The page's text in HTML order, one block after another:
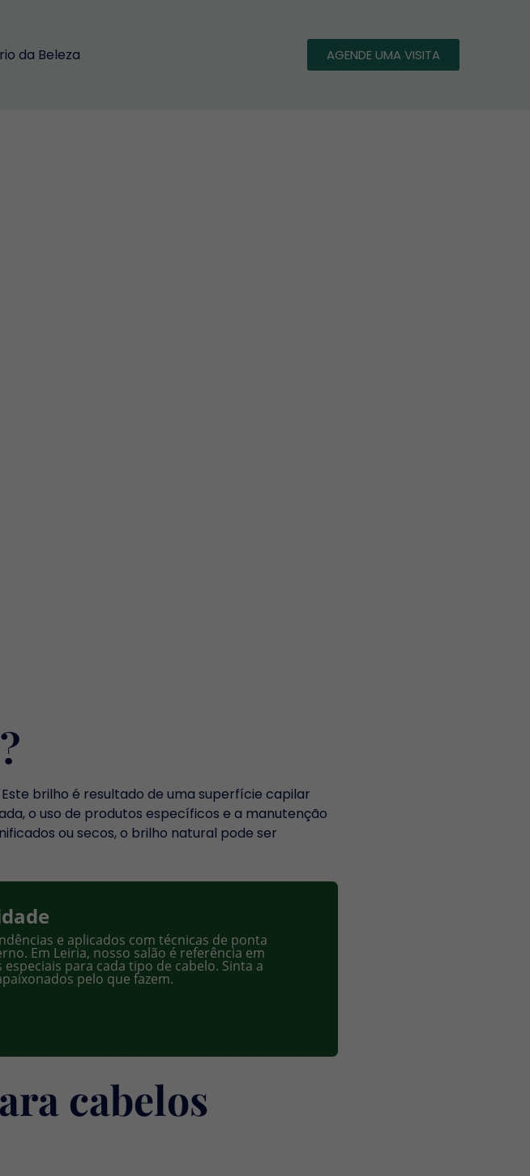
da Beleza AGENDE UMA VISITA
brilho é resultado de uma superfície capilar
o uso de produtos específicos e a manutenção
ou secos, o brilho natural pode ser
e aplicados com técnicas de ponta
Em Leiria, nosso salão é referência em
para cada tipo de cabelo. Sinta a
pelo que fazem.
cabelos